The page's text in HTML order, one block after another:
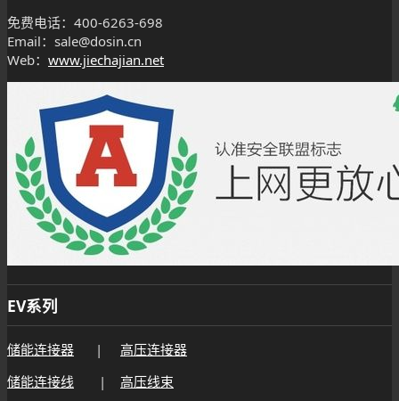
免费电话：400-6263-698
Email：sale@dosin.cn
Web： www.jiechajian.net
EV系列
储能连接器 | 高压连接器
储能连接线 | 高压线束